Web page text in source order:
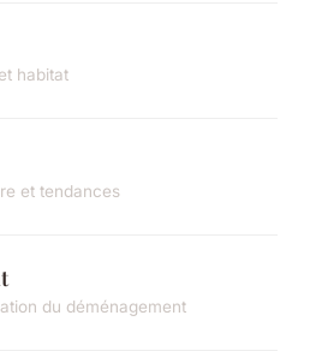
habitat
et tendances
du déménagement